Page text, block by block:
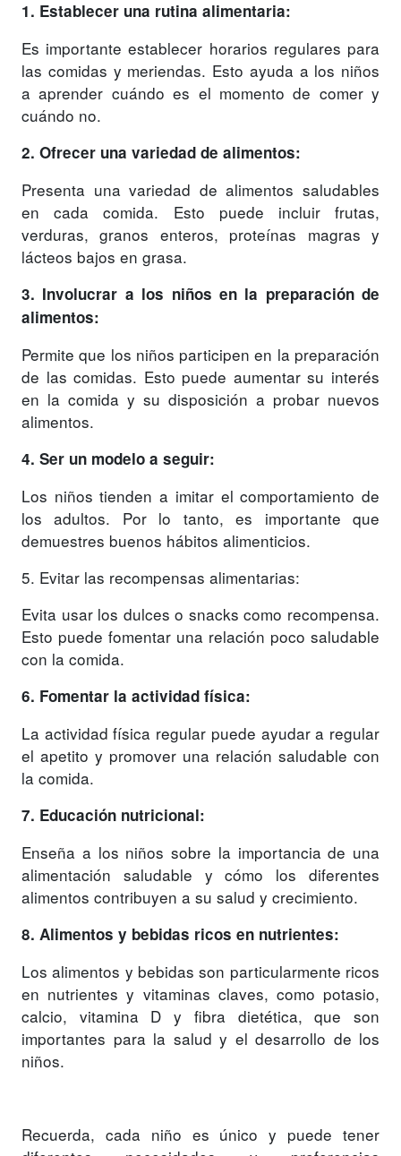
1. Establecer una rutina alimentaria:
Es importante establecer horarios regulares para
las comidas y meriendas. Esto ayuda a los niños
a aprender cuándo es el momento de comer y
cuándo no.
2. Ofrecer una variedad de alimentos:
Presenta una variedad de alimentos saludables
en cada comida. Esto puede incluir frutas,
verduras, granos enteros, proteínas magras y
lácteos bajos en grasa.
3. Involucrar a los niños en la preparación de
alimentos:
Permite que los niños participen en la preparación
de las comidas. Esto puede aumentar su interés
en la comida y su disposición a probar nuevos
alimentos.
4. Ser un modelo a seguir:
Los niños tienden a imitar el comportamiento de
los adultos. Por lo tanto, es importante que
demuestres buenos hábitos alimenticios.
5. Evitar las recompensas alimentarias:
Evita usar los dulces o snacks como recompensa.
Esto puede fomentar una relación poco saludable
con la comida.
6. Fomentar la actividad física:
La actividad física regular puede ayudar a regular
el apetito y promover una relación saludable con
la comida.
7. Educación nutricional:
Enseña a los niños sobre la importancia de una
alimentación saludable y cómo los diferentes
alimentos contribuyen a su salud y crecimiento.
8. Alimentos y bebidas ricos en nutrientes:
Los alimentos y bebidas son particularmente ricos
en nutrientes y vitaminas claves, como potasio,
calcio, vitamina D y fibra dietética, que son
importantes para la salud y el desarrollo de los
niños.
Recuerda, cada niño es único y puede tener